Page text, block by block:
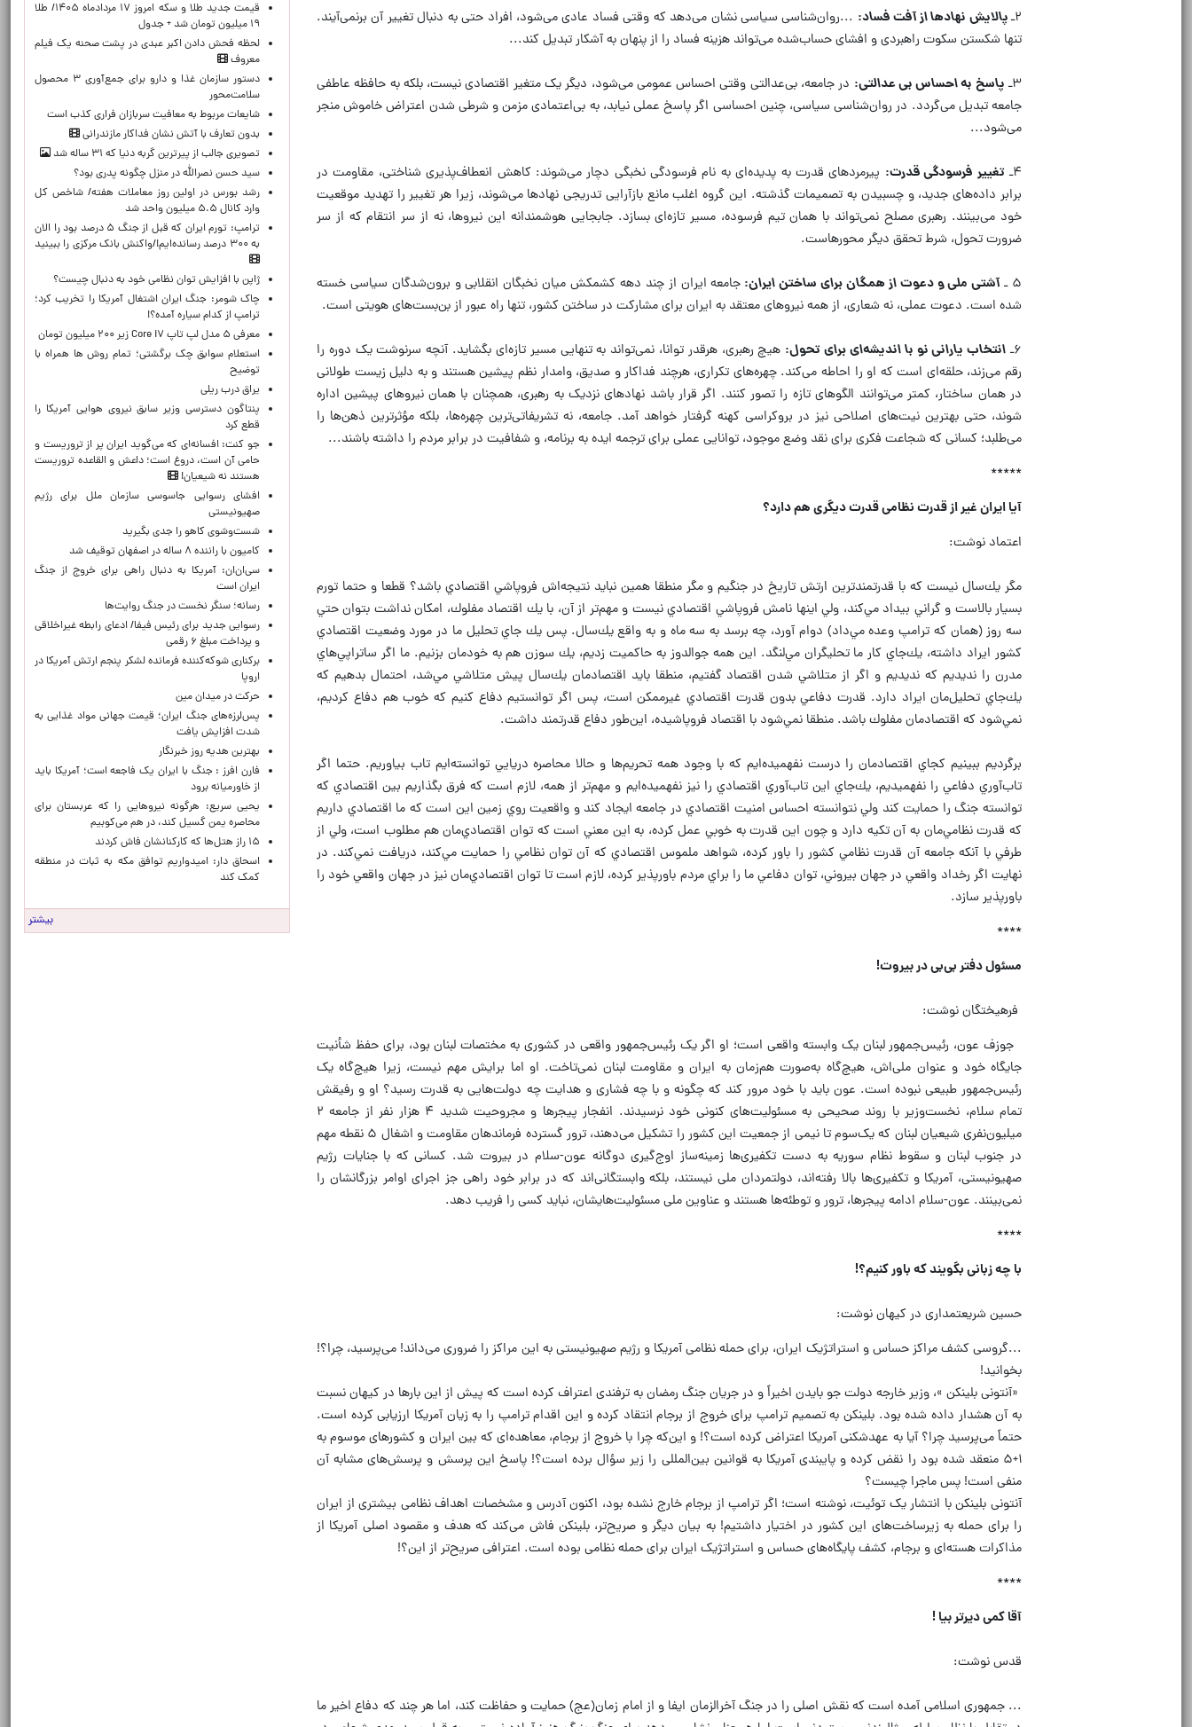
۲ـپالایش نهادها از آفت فساد: ...روان‌شناسی سیاسی نشان می‌دهد که وقتی فساد عادی می‌شود، افراد حتی به دنبال تغییر آن برنمی‌آیند.
تنها شکستن سکوت راهبردی و افشای حساب‌شده می‌تواند هزینه فساد را از پنهان به آشکار تبدیل کند...
۳ـ پاسخ به احساس بی عدالتی: در جامعه، بی‌عدالتی وقتی احساس عمومی می‌شود، دیگر یک متغیر اقتصادی نیست، بلکه به حافظه عاطفی
جامعه تبدیل می‌گردد. در روان‌شناسی سیاسی، چنین احساسی اگر پاسخ عملی نیابد، به بی‌اعتمادی مزمن و شرطی شدن اعتراض خاموش منجر
می‌شود...
۴ـ تغییر فرسودگی قدرت: پیرمردهای قدرت به پدیده‌ای به نام فرسودگی نخبگی دچار می‌شوند: کاهش انعطاف‌پذیری شناختی، مقاومت در
برابر داده‌های جدید، و چسبیدن به تصمیمات گذشته. این گروه اغلب مانع بازآرایی تدریجی نهادها می‌شوند، زیرا هر تغییر را تهدید موقعیت
خود می‌بینند. رهبری مصلح نمی‌تواند با همان تیم فرسوده، مسیر تازه‌ای بسازد. جابجایی هوشمندانه این نیروها، نه از سر انتقام که از سر
ضرورت تحول، شرط تحقق دیگر محورهاست.
۵ ـ آشتی ملی و دعوت از همگان برای ساختن ایران: جامعه ایران از چند دهه کشمکش میان نخبگان انقلابی و برون‌شدگان سیاسی خسته
شده است. دعوت عملی، نه شعاری، از همه نیروهای معتقد به ایران برای مشارکت در ساختن کشور، تنها راه عبور از بن‌بست‌های هویتی است.
۶ـ انتخاب یارانی نو با اندیشه‌ای برای تحول: هیچ رهبری، هرقدر توانا، نمی‌تواند به تنهایی مسیر تازه‌ای بگشاید. آنچه سرنوشت یک دوره را
رقم می‌زند، حلقه‌ای است که او را احاطه می‌کند. چهره‌های تکراری، هرچند فداکار و صدیق، وامدار نظم پیشین هستند و به دلیل زیست طولانی
در همان ساختار، کمتر می‌توانند الگوهای تازه را تصور کنند. اگر قرار باشد نهادهای نزدیک به رهبری، همچنان با همان نیروهای پیشین اداره
شوند، حتی بهترین نیت‌های اصلاحی نیز در بروکراسی کهنه گرفتار خواهد آمد. جامعه، نه تشریفاتی‌ترین چهره‌ها، بلکه مؤثرترین ذهن‌ها را
می‌طلبد؛ کسانی که شجاعت فکری برای نقد وضع موجود، توانایی عملی برای ترجمه ایده به برنامه، و شفافیت در برابر مردم را داشته باشند...
*****
آيا ايران غير از قدرت نظامی قدرت ديگری هم دارد؟
اعتماد نوشت:
مگر يك‌سال نيست كه با قدرتمندترين ارتش تاريخ در جنگيم و مگر منطقا همين نبايد نتيجه‌اش فروپاشي اقتصادي باشد؟ قطعا و حتما تورم
بسيار بالاست و گراني بيداد مي‌كند، ولي اينها نامش فروپاشي اقتصادي نيست و مهم‌تر از آن، با يك اقتصاد مفلوك، امكان نداشت بتوان حتي
سه روز (همان كه ترامپ وعده مي‌داد) دوام آورد، چه برسد به سه ماه و به واقع يك‌سال. پس يك جاي تحليل ما در مورد وضعيت اقتصادي
كشور ايراد داشته، يك‌جاي كار ما تحليگران مي‌لنگد. اين همه جوالدوز به حاكميت زديم، يك سوزن هم به خودمان بزنيم. ما اگر ساتراپي‌هاي
مدرن را نديديم كه نديديم و اگر از متلاشي شدن اقتصاد گفتيم، منطقا بايد اقتصادمان يك‌سال پيش متلاشي مي‌شد، احتمال بدهيم كه
يك‌جاي تحليل‌مان ايراد دارد. قدرت دفاعي بدون قدرت اقتصادي غيرممكن است، پس اگر توانستيم دفاع كنيم كه خوب هم دفاع كرديم،
نمي‌شود كه اقتصادمان مفلوك باشد. منطقا نمي‌شود با اقتصاد فروپاشيده، اين‌طور دفاع قدرتمند داشت.
برگرديم ببينيم كجاي اقتصادمان را درست نفهميده‌ايم كه با وجود همه تحريم‌ها و حالا محاصره دريايي توانسته‌ايم تاب بياوريم. حتما اگر
تاب‌آوري دفاعي را نفهميديم، يك‌جاي اين تاب‌آوري اقتصادي را نيز نفهميده‌ايم و مهم‌تر از همه، لازم است كه فرق بگذاريم بين اقتصادي كه
توانسته جنگ را حمايت كند ولي نتوانسته احساس امنيت اقتصادي در جامعه ايجاد كند و واقعيت روي زمين اين است كه ما اقتصادي داريم
كه قدرت نظامي‌مان به آن تكيه دارد و چون اين قدرت به خوبي عمل كرده، به اين معني است كه توان اقتصادي‌مان هم مطلوب است، ولي از
طرفي با آنكه جامعه آن قدرت نظامي كشور را باور كرده، شواهد ملموس اقتصادي كه آن توان نظامي را حمايت مي‌كند، دريافت نمي‌كند. در
نهايت اگر رخداد واقعي در جهان بيروني، توان دفاعي ما را براي مردم باورپذير كرده، لازم است تا توان اقتصادي‌مان نيز در جهان واقعي خود را
باورپذير سازد.
****
مسئول دفتر بی‌بی در بیروت!
فرهیختگان نوشت:
جوزف عون، رئیس‌جمهور لبنان یک وابسته واقعی است؛ او اگر یک رئیس‌جمهور واقعی در کشوری به مختصات لبنان بود، برای حفظ شأنیت
جایگاه خود و عنوان ملی‌اش، هیچ‌گاه به‌صورت هم‌زمان به ایران و مقاومت لبنان نمی‌تاخت. او اما برایش مهم نیست، زیرا هیچ‌گاه یک
رئیس‌جمهور طبیعی نبوده است. عون باید با خود مرور کند که چگونه و با چه فشاری و هدایت چه دولت‌هایی به قدرت رسید؟ او و رفیقش
تمام سلام، نخست‌وزیر با روند صحیحی به مسئولیت‌های کنونی خود نرسیدند. انفجار پیجرها و مجروحیت شدید ۴ هزار نفر از جامعه ۲
میلیون‌نفری شیعیان لبنان که یک‌سوم تا نیمی از جمعیت این کشور را تشکیل می‌دهند، ترور گسترده فرماندهان مقاومت و اشغال ۵ نقطه مهم
در جنوب لبنان و سقوط نظام سوریه به دست تکفیری‌ها زمینه‌ساز اوج‌گیری دوگانه عون-سلام در بیروت شد. کسانی که با جنایات رژیم
صهیونیستی، آمریکا و تکفیری‌ها بالا رفته‌اند، دولتمردان ملی نیستند، بلکه وابستگانی‌اند که در برابر خود راهی جز اجرای اوامر بزرگانشان را
نمی‌بینند. عون-سلام ادامه پیجرها، ترور و توطئه‌ها هستند و عناوین ملی مسئولیت‌هایشان، نباید کسی را فریب دهد.
****
با چه زبانی بگویند که باور کنیم؟!
حسین شریعتمداری در کیهان نوشت:
...گروسی کشف مراکز حساس و استراتژیک ایران، برای حمله نظامی آمریکا و رژیم صهیونیستی به این مراکز را ضروری می‌داند! می‌پرسید، چرا؟!
بخوانید!
«آنتونی بلینکن »، وزیر خارجه دولت جو بایدن اخیراً و در جریان جنگ رمضان به ترفندی اعتراف کرده است که پیش از این بارها در کیهان نسبت
به آن هشدار داده شده بود. بلینکن به تصمیم ترامپ برای خروج از برجام انتقاد کرده و این اقدام ترامپ را به زیان آمریکا ارزیابی کرده است.
حتماً می‌پرسید چرا؟ آیا به عهد‌شکنی آمریکا اعتراض کرده است؟! و این‌‌که چرا با خروج از برجام، معاهده‌ای که بین ایران و کشورهای موسوم به
۱+۵ منعقد شده بود را نقض کرده و پایبندی آمریکا به قوانین بین‌المللی را زیر سؤال برده است؟! پاسخ این پرسش و پرسش‌های مشابه آن
منفی است! پس ماجرا چیست؟
آنتونی بلینکن با انتشار یک توئیت، نوشته است؛ اگر ترامپ از برجام خارج نشده بود، اکنون آدرس و مشخصات اهداف نظامی بیشتری از ایران
را برای حمله به زیر‌ساخت‌های این کشور در اختیار داشتیم! به بیان دیگر و صریح‌تر، بلینکن فاش می‌کند که هدف و مقصود اصلی آمریکا از
مذاکرات هسته‌ای و برجام، کشف پایگاه‌های حساس و استراتژیک ایران برای حمله نظامی بوده است. اعترافی صریح‌تر از این؟!
****
آقا کمی دیرتر بیا !
قدس نوشت:
... جمهوری اسلامی آمده است که نقش اصلی را در جنگ آخرالزمان ایفا و از امام زمان(عج) حمایت و حفاظت کند، اما هر چند که دفاع اخیر ما
قیمت جدید طلا و سکه امروز ۱۷ مردادماه ۱۴۰۵/ طلا
۱۹ میلیون تومان شد + جدول
لحظه‌ فحش دادن اکبر عبدی در پشت صحنه یک فیلم
معروف
دستور سازمان غذا و دارو برای جمع‌آوری ۳ محصول
سلامت‌محور
شایعات مربوط به معافیت سربازان فراری کذب است
بدون تعارف با آتش نشان فداکار مازندرانی
تصویری جالب از پیرترین گربه دنیا که ۳۱ ساله شد
سید حسن نصرالله در منزل چگونه پدری بود؟
رشد بورس در اولین روز معاملات هفته/ شاخص کل
وارد کانال ۵.۵ میلیون واحد شد
ترامپ: تورم ایران که قبل از جنگ ۵ درصد بود را الان
به ۳۰۰ درصد رسانده‌ایم!/واکنش بانک مرکزی را ببینید
ژاپن با افزایش توان نظامی خود به دنبال چیست؟
چاک شومر: جنگ ایران اشتغال آمریکا را تخریب کرد؛
ترامپ از کدام سیاره آمده؟!
معرفی ۵ مدل لپ تاپ Core i۷ زیر ۲۰۰ میلیون تومان
استعلام سوابق چک برگشتی؛ تمام روش ها همراه با
توضیح
یراق درب ریلی
پنتاگون دسترسی وزیر سابق نیروی هوایی آمریکا را
قطع کرد
جو کنت: افسانه‌ای که می‌گوید ایران پر از تروریست و
حامی آن است، دروغ است؛ داعش و القاعده تروریست
هستند نه شیعیان!
افشای رسوایی جاسوسی سازمان ملل برای رژیم
صهیونیستی
شست‌وشوی کاهو را جدی بگیرید
کامیون با راننده ۸ ساله در اصفهان توقیف شد
سی‌ان‌ان: آمریکا به دنبال راهی برای خروج از جنگ
ایران است
رسانه؛ سنگر نخست در جنگ روایت‌ها
رسوایی جدید برای رئیس فیفا/ ادعای رابطه غیراخلاقی
و پرداخت مبلغ ۶ رقمی
برکناری شوکه‌کننده فرمانده لشکر پنجم ارتش آمریکا در
اروپا
حركت در ميدان مين
پس‌لرزه‌های جنگ ایران؛ قیمت جهانی مواد غذایی به
شدت افزایش یافت
بهترین هدیه روز خبرنگار
فارن افرز : جنگ با ایران یک فاجعه است؛ آمریکا باید
از خاورمیانه برود
یحیی سریع: هرگونه نیروهایی را که عربستان برای
محاصره یمن گسیل کند، در هم می‌کوبیم
۱۵ راز هتل‌ها که کارکنانشان فاش کردند
اسحاق دار: امیدواریم توافق مکه به ثبات در منطقه
کمک کند
بیشتر